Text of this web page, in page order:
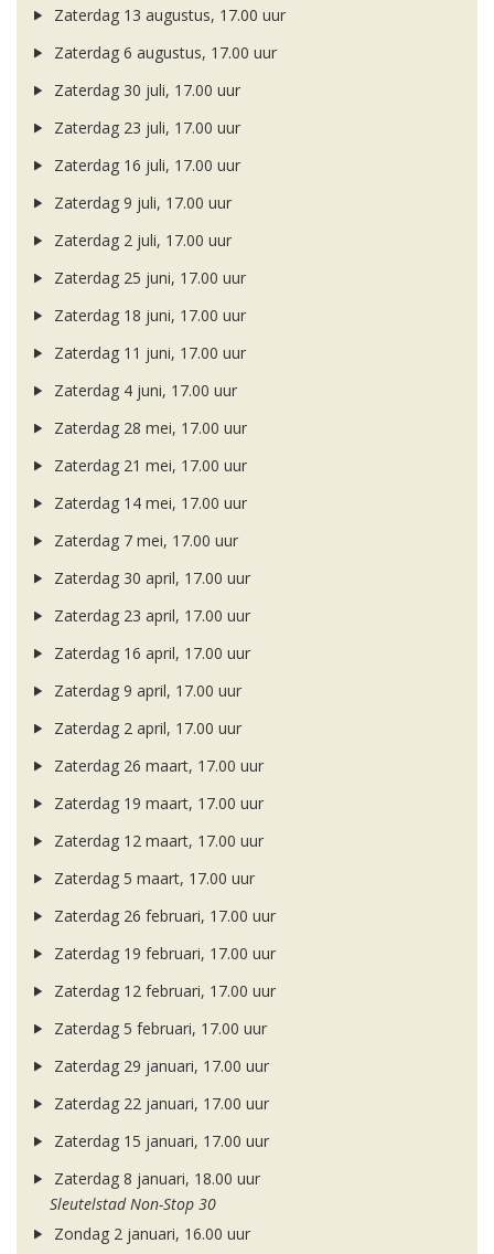
Zaterdag 13 augustus, 17.00 uur
Zaterdag 6 augustus, 17.00 uur
Zaterdag 30 juli, 17.00 uur
Zaterdag 23 juli, 17.00 uur
Zaterdag 16 juli, 17.00 uur
Zaterdag 9 juli, 17.00 uur
Zaterdag 2 juli, 17.00 uur
Zaterdag 25 juni, 17.00 uur
Zaterdag 18 juni, 17.00 uur
Zaterdag 11 juni, 17.00 uur
Zaterdag 4 juni, 17.00 uur
Zaterdag 28 mei, 17.00 uur
Zaterdag 21 mei, 17.00 uur
Zaterdag 14 mei, 17.00 uur
Zaterdag 7 mei, 17.00 uur
Zaterdag 30 april, 17.00 uur
Zaterdag 23 april, 17.00 uur
Zaterdag 16 april, 17.00 uur
Zaterdag 9 april, 17.00 uur
Zaterdag 2 april, 17.00 uur
Zaterdag 26 maart, 17.00 uur
Zaterdag 19 maart, 17.00 uur
Zaterdag 12 maart, 17.00 uur
Zaterdag 5 maart, 17.00 uur
Zaterdag 26 februari, 17.00 uur
Zaterdag 19 februari, 17.00 uur
Zaterdag 12 februari, 17.00 uur
Zaterdag 5 februari, 17.00 uur
Zaterdag 29 januari, 17.00 uur
Zaterdag 22 januari, 17.00 uur
Zaterdag 15 januari, 17.00 uur
Zaterdag 8 januari, 18.00 uur
Sleutelstad Non-Stop 30
Zondag 2 januari, 16.00 uur